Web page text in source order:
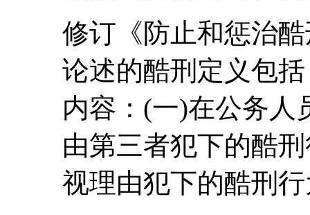
修订《防止和惩治
论述的酷刑定义包
内容：(一)在公务人
由第三者犯下的酷
视理由犯下的酷刑